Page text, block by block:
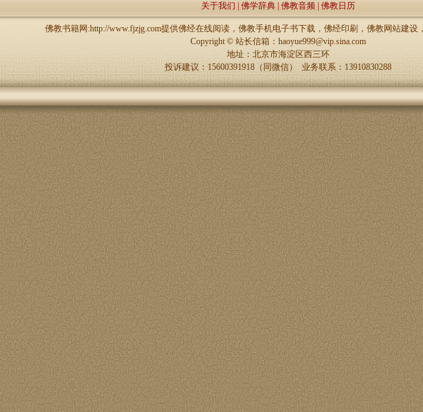
关于我们 佛学辞典 佛教音频 佛教日历
佛教书籍网:http://www.fjzjg.com提供佛经在线阅读，佛教手机电子书下载，佛经印刷，佛教网站建设
Copyright © 站长信箱：haoyue999@vip.sina.com
地址：北京市海淀区西三环
投诉建议：15600391918（同微信） 业务联系：13910830288